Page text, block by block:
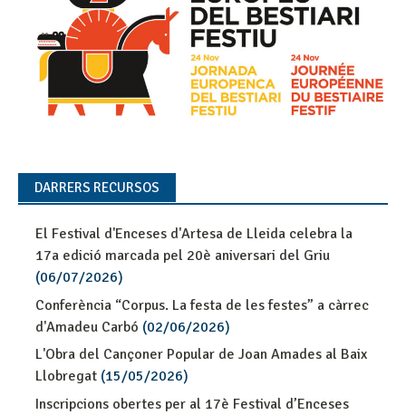
DARRERS RECURSOS
El Festival d'Enceses d'Artesa de Lleida celebra la
17a edició marcada pel 20è aniversari del Griu
(06/07/2026)
Conferència “Corpus. La festa de les festes” a càrrec
d'Amadeu Carbó (02/06/2026)
L'Obra del Cançoner Popular de Joan Amades al Baix
Llobregat (15/05/2026)
Inscripcions obertes per al 17è Festival d’Enceses